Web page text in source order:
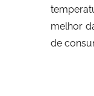
melhor
de